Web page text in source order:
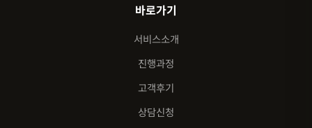
바로가기
서비스소개
진행과정
고객후기
상담신청